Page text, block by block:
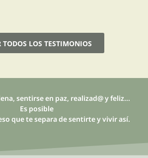
TODOS LOS TESTIMONIOS
sentirse en paz, realizad@ y feliz...
Es posible
que te separa de sentirte y vivir así.